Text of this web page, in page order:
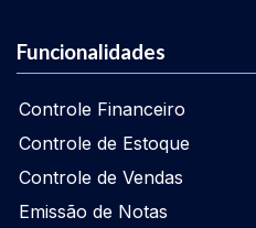
Funcionalidades
Controle Financeiro
Controle de Estoque
Controle de Vendas
Emissão de Notas